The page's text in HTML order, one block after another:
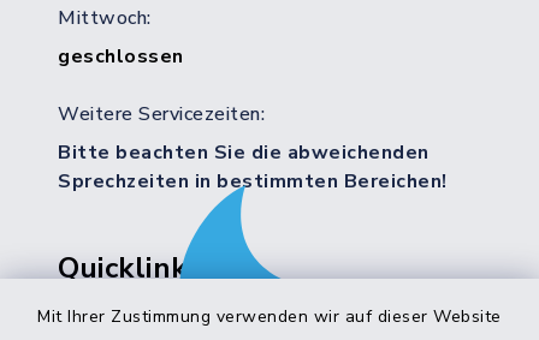
Mit Ihrer Zustimmung verwenden wir auf dieser Website
Mittwoch:
geschlossen
Weitere Servicezeiten:
Bitte beachten Sie die abweichenden
Sprechzeiten in bestimmten Bereichen!
Quicklinks
Bürgerbüro Hohenwestedt